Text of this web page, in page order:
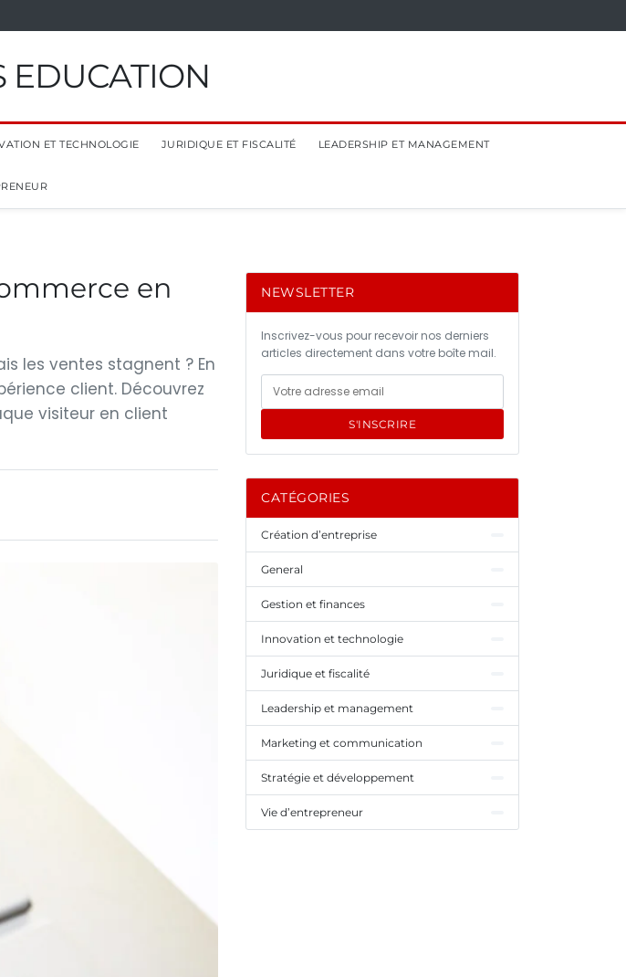
EDUCATION
ET TECHNOLOGIE JURIDIQUE ET FISCALITÉ LEADERSHIP ET MANAGEMENT
en
les ventes stagnent ? En
client. Découvrez
visiteur en client
NEWSLETTER
Inscrivez-vous pour recevoir nos derniers
articles directement dans votre boîte mail.
S'INSCRIRE
CATÉGORIES
Création d’entreprise
General
Gestion et finances
Innovation et technologie
Juridique et fiscalité
Leadership et management
Marketing et communication
Stratégie et développement
Vie d’entrepreneur